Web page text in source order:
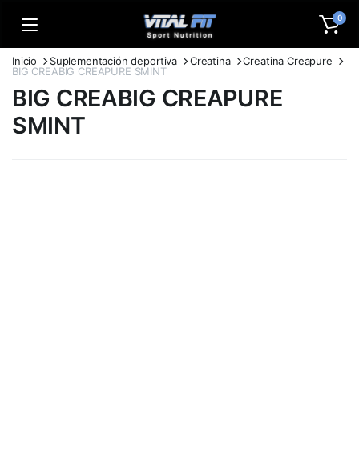
0
Inicio Suplementación deportiva Creatina
Creatina Creapure
BIG CREABIG CREAPURE SMINT
BIG CREABIG CREAPURE
SMINT